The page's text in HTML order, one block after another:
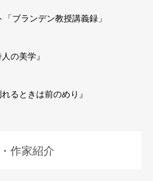
ブランデン教授講義録」
の美学』
るときは前のめり』
作家紹介